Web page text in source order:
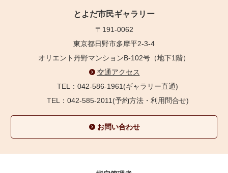
とよだ市民ギャラリー
〒191-0062
東京都日野市多摩平2-3-4
オリエント丹野マンションB-102号（地下1階）
交通アクセス
TEL：042-586-1961(ギャラリー直通)
TEL：042-585-2011(予約方法・利用問合せ)
お問い合わせ